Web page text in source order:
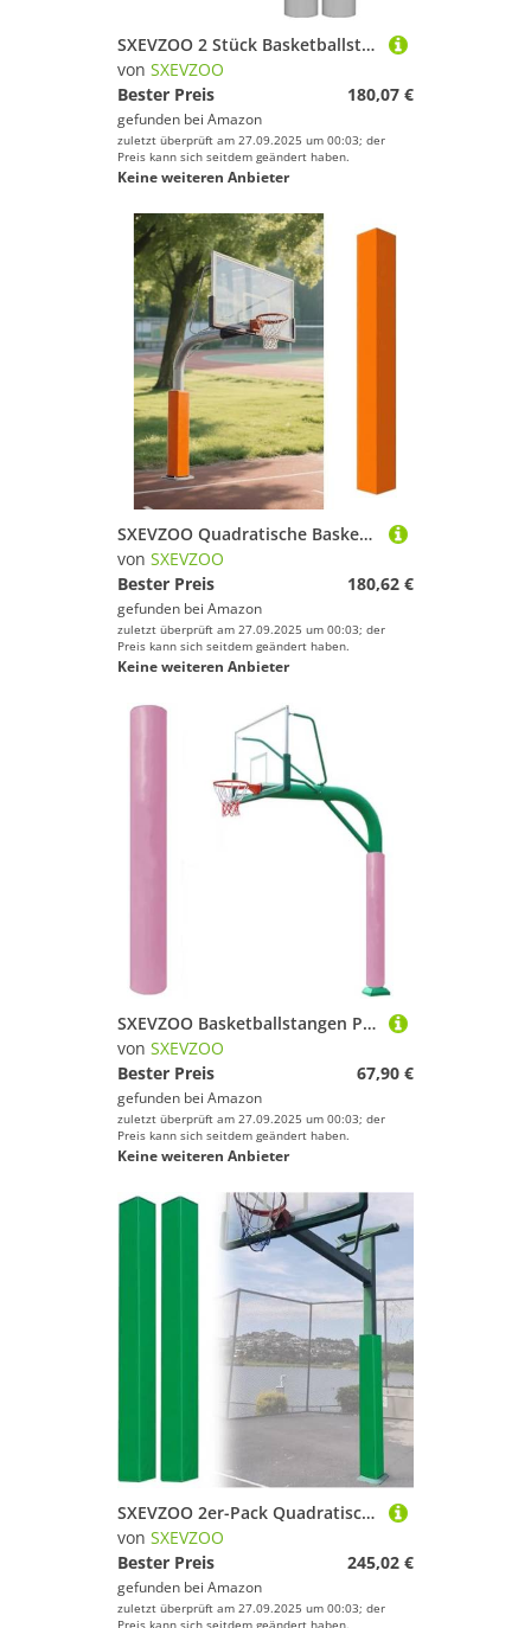
SXEVZOO 2 Stück Basketballstangen Polster, 5.9ft Hoch Basketballkorb-Polsterung, Wasserdicht Runde Schaumstoff-Polster, Mit Starkem Klettverschluss(Grey,15cm/5.9" Pole)
von SXEVZOO
Bester Preis
180,07 €
gefunden bei Amazon
zuletzt überprüft am 27.09.2025 um 00:03; der
Preis kann sich seitdem geändert haben.
Keine weiteren Anbieter
SXEVZOO Quadratische Basketball-Polster-Polsterung für 8x8,14x14,18x18cm Große Basketballkorb Polster, Allwetter-Wasserdicht-Polsterung für Mehr Sicherheit(Orange 6ft,18x18cm Pole)
von SXEVZOO
Bester Preis
180,62 €
gefunden bei Amazon
zuletzt überprüft am 27.09.2025 um 00:03; der
Preis kann sich seitdem geändert haben.
Keine weiteren Anbieter
SXEVZOO Basketballstangen Polster, Wasserdicht Polsterpolster Zum Umwickeln, Für 2,5-10 Zoll Rundstangen, Universal-Schaumstoff-Schutzpolster, Für Keller Garage, Pink(H 5ft,4inch Pole)
von SXEVZOO
Bester Preis
67,90 €
gefunden bei Amazon
zuletzt überprüft am 27.09.2025 um 00:03; der
Preis kann sich seitdem geändert haben.
Keine weiteren Anbieter
SXEVZOO 2er-Pack Quadratische Basketballkorb Polster, Wasserdicht Und Langlebig, Umlaufende Schaumstoff-Polsterung Für Fitnessstudio, Garage, Keller(Green,16x16cm Pole)
von SXEVZOO
Bester Preis
245,02 €
gefunden bei Amazon
zuletzt überprüft am 27.09.2025 um 00:03; der
Preis kann sich seitdem geändert haben.